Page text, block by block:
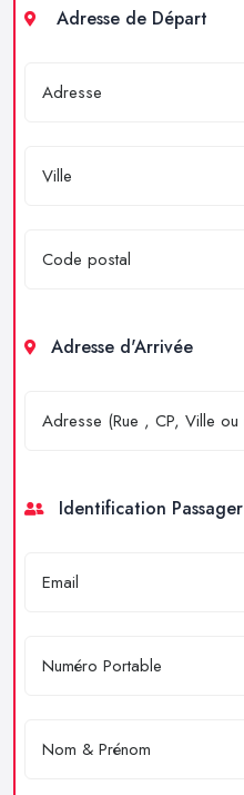
Adresse de Départ
Adresse d'Arrivée
Identification Passager